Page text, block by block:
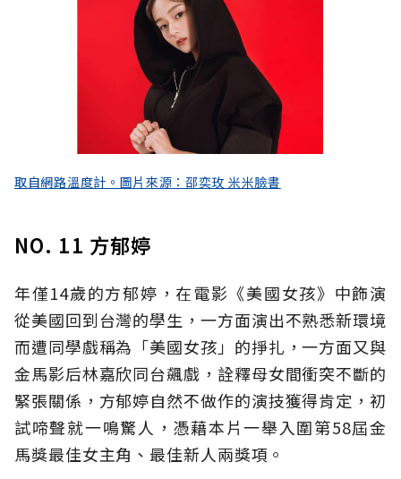
取自網路溫度計。圖片來源：邵奕玫 米米臉書
NO. 11 方郁婷
年僅14歲的方郁婷，在電影《美國女孩》中飾演
從美國回到台灣的學生，一方面演出不熟悉新環境
而遭同學戲稱為「美國女孩」的掙扎，一方面又與
金馬影后林嘉欣同台飆戲，詮釋母女間衝突不斷的
緊張關係，方郁婷自然不做作的演技獲得肯定，初
試啼聲就一鳴驚人，憑藉本片一舉入圍第58屆金
馬獎最佳女主角、最佳新人兩獎項。